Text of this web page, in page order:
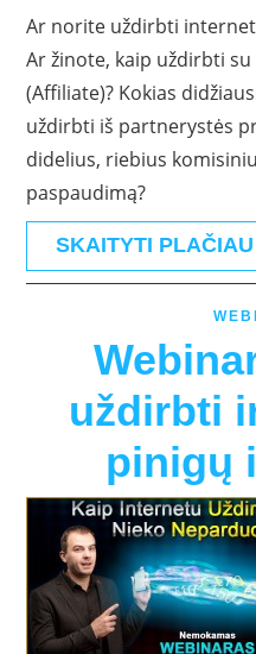
Ar norite uždirbti
Ar žinote, kaip uždirbti
(Affiliate)? Kokias
uždirbti iš partnerystės
didelius, riebius
paspaudimą?
SKAITYTI PLAČIAU
uždirbti
pinigų